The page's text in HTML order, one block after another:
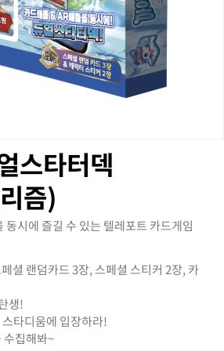
스타터덱
즘)
동시에 즐길 수 있는 텔레포트 카드게임
셜 랜덤카드 3장, 스페셜 스티커 2장, 카
생!
타디움에 입장하라!
수집해봐~